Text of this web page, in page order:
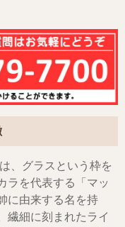
、グラスという枠を
ラ を代表する「マッ
に由来する名を持
繊細に刻まれたライ